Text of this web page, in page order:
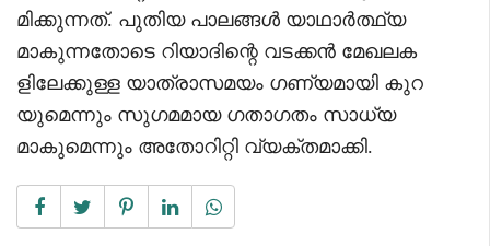
മിക്കുന്നത്. പുതിയ പാലങ്ങൾ യാഥാർത്ഥ്യ
മാകുന്നതോടെ റിയാദിന്റെ വടക്കൻ മേഖലക
ളിലേക്കുള്ള യാത്രാസമയം ഗണ്യമായി കുറ
യുമെന്നും സുഗമമായ ഗതാഗതം സാധ്യ
മാകുമെന്നും അതോറിറ്റി വ്യക്തമാക്കി.